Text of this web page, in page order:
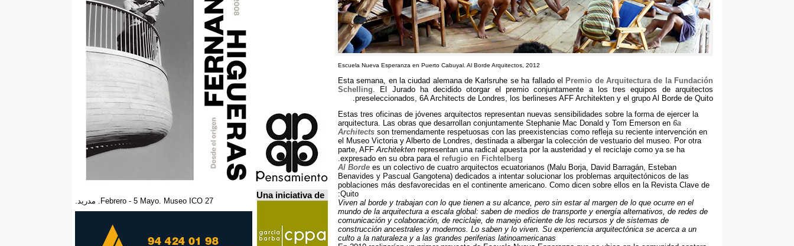
Escuela Nueva Esperanza en Puerto Cabuyal Al Borde Arquitectos , 2012
Esta semana en la ciudad alemana de Karlsruhe se ha fallado el Premio de Arquitectura de la Fundación
Schelling
El Jurado ha decidido otorgar el premio conjuntamente a los tres equipos de arquitectos
preseleccionados , 6A Architects de Londres los berlineses AFF Architekten y el grupo Al Borde de Quito
Estas tres oficinas de jóvenes arquitectos representan nuevas sensibilidades sobre la forma de ejercer la
arquitectura. Las obras que desarrollan conjuntamente Stephanie Mac Donald y Tom Emerson en 6a
Architects son tremendamente respetuosas con las preexistencias como refleja su reciente intervención en
el Museo Victoria y Alberto de Londres, destinada a albergar la colección de vestuario del museo. Por otra
parte, AFF Architekten representan una radical apuesta por la austeridad y el reciclaje como ya se ha
expresado en su obra para el refugio en Fichtelberg
.
Al Borde es un colectivo de cuatro arquitectos ecuatorianos (Malu Borja, David Barragán, Esteban
Benavides y Pascual Gangotena) dedicados a intentar solucionar los problemas arquitectónicos de las
poblaciones más desfavorecidas en el continente americano. Como dicen sobre ellos en la Revista Clave de
Quito
:
Viven al borde y trabajan con lo que tienen a su alcance, pero sin estar al margen de lo que ocurre en el
mundo de la arquitectura a escala global: saben de medios de transporte y energía alternativos, de redes de
comunicación y colaboración, de reciclaje, de manejo eficiente de los recursos y de sistemas de
construcción ancestrales y modernos. Lo saben y lo viven. Su experiencia arquitectónica se acerca a un
culto a la naturaleza y a las grandes periferias latinoamericanas
Una iniciativa de
27 Febrero - 5 Mayo. Museo ICO. مدريد.